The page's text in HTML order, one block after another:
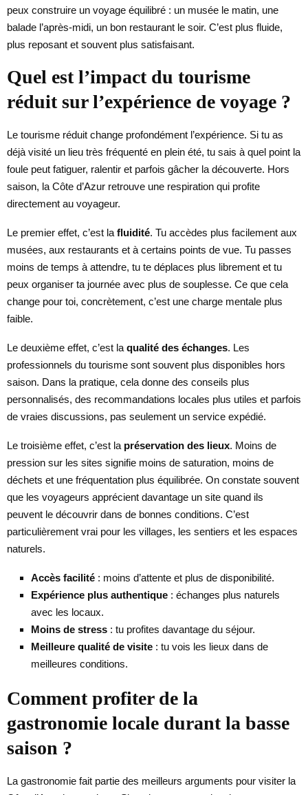
peux construire un voyage équilibré : un musée le matin, une
balade l’après-midi, un bon restaurant le soir. C’est plus fluide,
plus reposant et souvent plus satisfaisant.
Quel est l’impact du tourisme
réduit sur l’expérience de voyage ?
Le tourisme réduit change profondément l’expérience. Si tu as
déjà visité un lieu très fréquenté en plein été, tu sais à quel point la
foule peut fatiguer, ralentir et parfois gâcher la découverte. Hors
saison, la Côte d’Azur retrouve une respiration qui profite
directement au voyageur.
Le premier effet, c’est la fluidité. Tu accèdes plus facilement aux
musées, aux restaurants et à certains points de vue. Tu passes
moins de temps à attendre, tu te déplaces plus librement et tu
peux organiser ta journée avec plus de souplesse. Ce que cela
change pour toi, concrètement, c’est une charge mentale plus
faible.
Le deuxième effet, c’est la qualité des échanges. Les
professionnels du tourisme sont souvent plus disponibles hors
saison. Dans la pratique, cela donne des conseils plus
personnalisés, des recommandations locales plus utiles et parfois
de vraies discussions, pas seulement un service expédié.
Le troisième effet, c’est la préservation des lieux. Moins de
pression sur les sites signifie moins de saturation, moins de
déchets et une fréquentation plus équilibrée. On constate souvent
que les voyageurs apprécient davantage un site quand ils
peuvent le découvrir dans de bonnes conditions. C’est
particulièrement vrai pour les villages, les sentiers et les espaces
naturels.
Accès facilité : moins d’attente et plus de disponibilité.
Expérience plus authentique : échanges plus naturels
avec les locaux.
Moins de stress : tu profites davantage du séjour.
Meilleure qualité de visite : tu vois les lieux dans de
meilleures conditions.
Comment profiter de la
gastronomie locale durant la basse
saison ?
La gastronomie fait partie des meilleurs arguments pour visiter la